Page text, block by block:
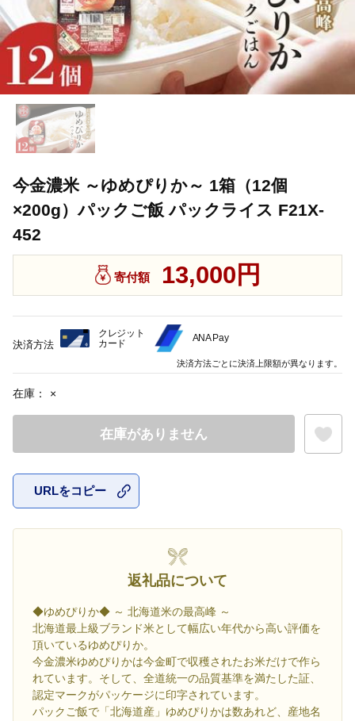
今金濃米 ～ゆめぴりか～ 1箱（12個
×200g）パックご飯 パックライス F21X-
452
寄付額 13,000円
在庫： ×
在庫がありません
URLをコピー
返礼品について
◆ゆめぴりか◆ ～ 北海道米の最高峰 ～
北海道最上級ブランド米として幅広い年代から高い評価を
頂いているゆめぴりか。
今金濃米ゆめぴりかは今金町で収穫されたお米だけで作ら
れています。そして、全道統一の品質基準を満たした証、
認定マークがパッケージに印字されています。
パックご飯で「北海道産」ゆめぴりかは数あれど、産地名
決済方法
クレジット
カード
ANA Pay
決済方法ごとに決済上限額が異なります。